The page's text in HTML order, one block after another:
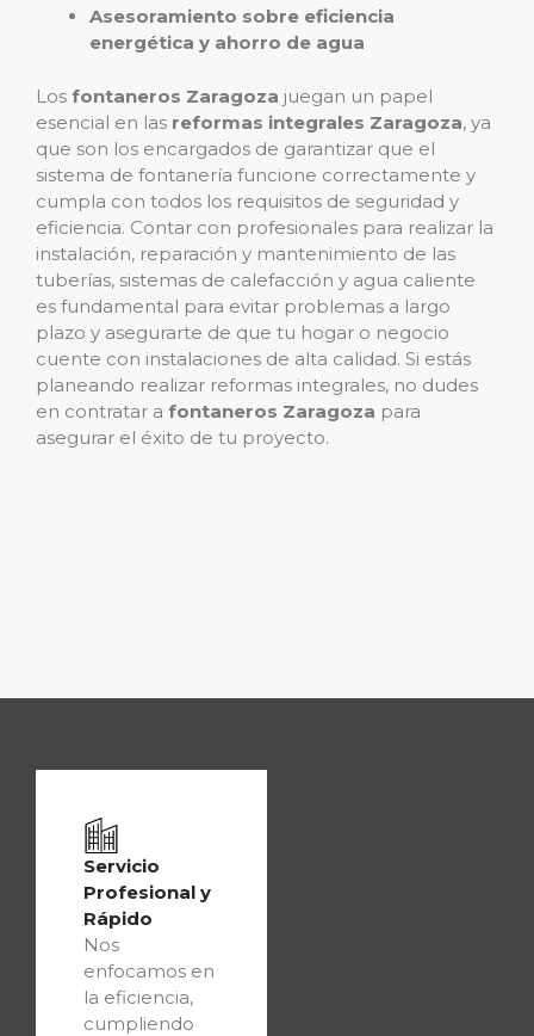
Asesoramiento sobre eficiencia
energética y ahorro de agua
Los fontaneros Zaragoza juegan un papel
esencial en las reformas integrales Zaragoza, ya
que son los encargados de garantizar que el
sistema de fontanería funcione correctamente y
cumpla con todos los requisitos de seguridad y
eficiencia. Contar con profesionales para realizar la
instalación, reparación y mantenimiento de las
tuberías, sistemas de calefacción y agua caliente
es fundamental para evitar problemas a largo
plazo y asegurarte de que tu hogar o negocio
cuente con instalaciones de alta calidad. Si estás
planeando realizar reformas integrales, no dudes
en contratar a fontaneros Zaragoza para
asegurar el éxito de tu proyecto.
Servicio
Profesional y
Rápido
Nos
enfocamos en
la eficiencia,
cumpliendo